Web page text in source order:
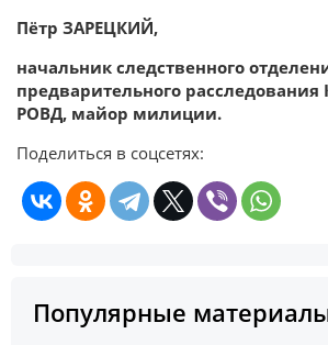
Пётр ЗАРЕЦКИЙ,
начальник следственного
предварительного расследования
РОВД, майор милиции.
Поделиться в соцсетях:
Популярные